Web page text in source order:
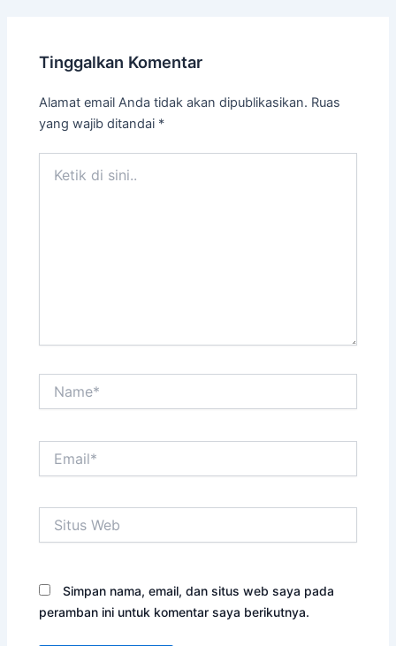
Tinggalkan Komentar
Alamat email Anda tidak akan dipublikasikan. Ruas
yang wajib ditandai *
Web
Simpan nama, email, dan situs web saya pada
peramban ini untuk komentar saya berikutnya.